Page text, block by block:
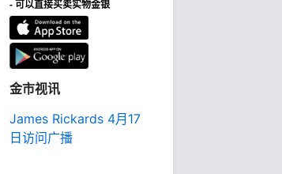
- 可以直接买卖实物金银
金市视讯
James Rickards 4月17
日访问广播